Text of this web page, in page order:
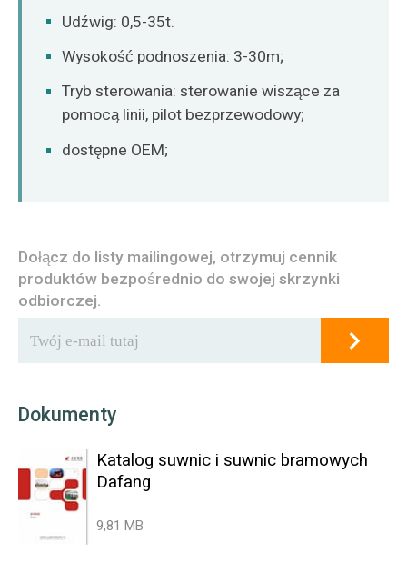
Udźwig: 0,5-35t.
Wysokość podnoszenia: 3-30m;
Tryb sterowania: sterowanie wiszące za
pomocą linii, pilot bezprzewodowy;
dostępne OEM;
Dołącz do listy mailingowej, otrzymuj cennik
produktów bezpośrednio do swojej skrzynki
odbiorczej.
Dokumenty
Katalog suwnic i suwnic bramowych
Dafang
9,81 MB